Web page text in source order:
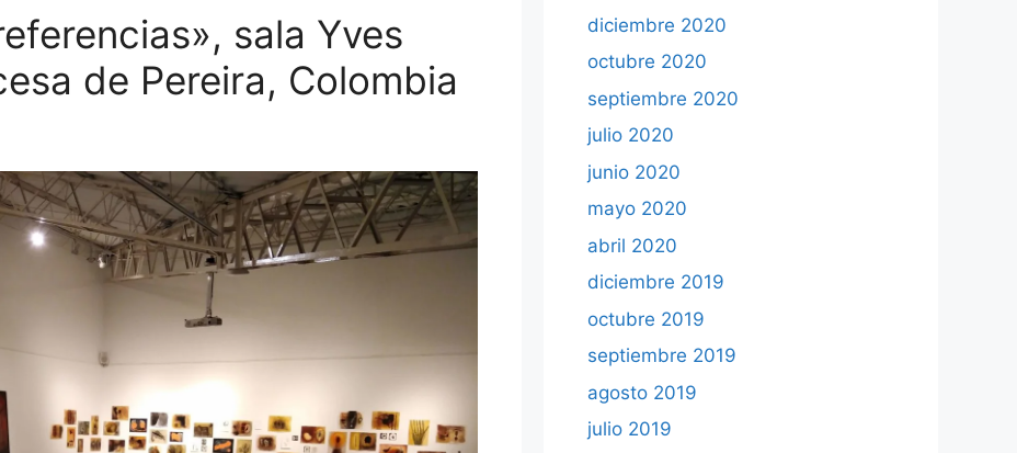
sala Yves
de Pereira, Colombia
diciembre 2020
octubre 2020
septiembre 2020
julio 2020
junio 2020
mayo 2020
abril 2020
diciembre 2019
octubre 2019
septiembre 2019
agosto 2019
julio 2019